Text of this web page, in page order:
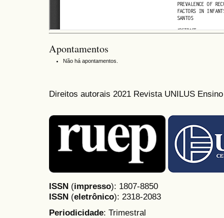
Apontamentos
Não há apontamentos.
Direitos autorais 2021 Revista UNILUS
ISSN (impresso): 1807-8850
ISSN (eletrônico): 2318-2083
Periodicidade: Trimestral